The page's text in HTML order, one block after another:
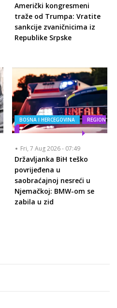
Američki kongresmeni
traže od Trumpa: Vratite
sankcije zvaničnicima iz
Republike Srpske
BOSNA I HERCEGOVINA REGION
Fri, 7 Aug 2026 - 07:49
Državljanka BiH teško
povrijeđena u
saobraćajnoj nesreći u
Njemačkoj: BMW-om se
zabila u zid